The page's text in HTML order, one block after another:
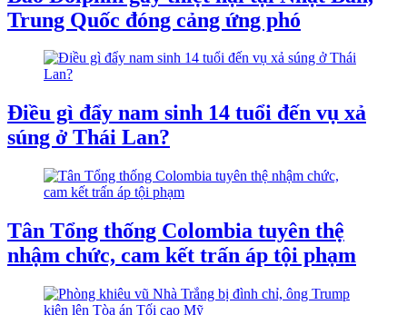
Trung Quốc đóng cảng ứng phó
Điều gì đẩy nam sinh 14 tuổi đến vụ xả
súng ở Thái Lan?
Tân Tổng thống Colombia tuyên thệ
nhậm chức, cam kết trấn áp tội phạm